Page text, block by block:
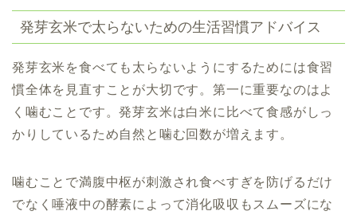
発芽玄米で太らないための生活習慣アドバイス
発芽玄米を食べても太らないようにするためには食習
慣全体を見直すことが大切です。第一に重要なのはよ
く噛むことです。発芽玄米は白米に比べて食感がしっ
かりしているため自然と噛む回数が増えます。
噛むことで満腹中枢が刺激され食べすぎを防げるだけ
でなく唾液中の酵素によって消化吸収もスムーズにな